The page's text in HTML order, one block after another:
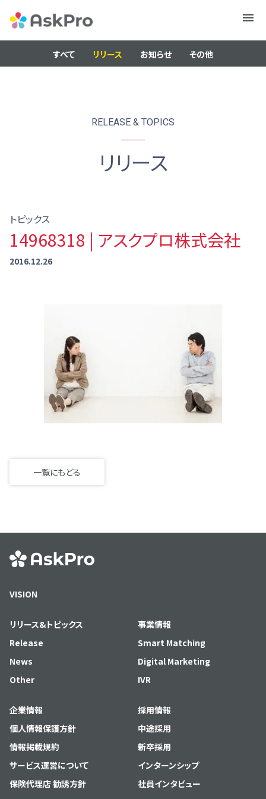
メニュ
すべて リリース お知らせ その他
RELEASE & TOPICS
リリース
トピックス
14968318 | アスクプロ株式会社
2016.12.26
一覧にもどる
VISION
リリース&トピックス
Release
News
Other
事業情報
Smart Matching
Digital Marketing
IVR
企業情報
個人情報保護方針
情報掲載規約
サービス運営について
保険代理店 勧誘方針
採用情報
中途採用
新卒採用
インターンシップ
社員インタビュー